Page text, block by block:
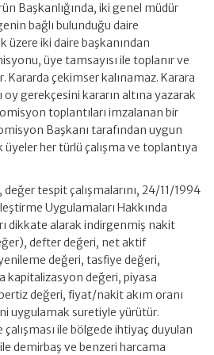
Başkanlığında, iki genel müdür
bağlı bulunduğu daire
üzere iki daire başkanından
üye tamsayısı ile toplanır ve
Kararda çekimser kalınamaz. Karara
gerekçesini kararın altına yazarak
toplantıları imzalanan bir
Başkanı tarafından uygun
her türlü çalışma ve toplantıya
tespit çalışmalarını, 24/11/1994
Uygulamaları Hakkında
dikkate alarak indirgenmiş nakit
defter değeri, net aktif
değeri, tasfiye değeri,
kapitalizasyon değeri, piyasa
değeri, fiyat/nakit akım oranı
uygulamak suretiyle yürütür.
ile bölgede ihtiyaç duyulan
demirbaş ve benzeri harcama